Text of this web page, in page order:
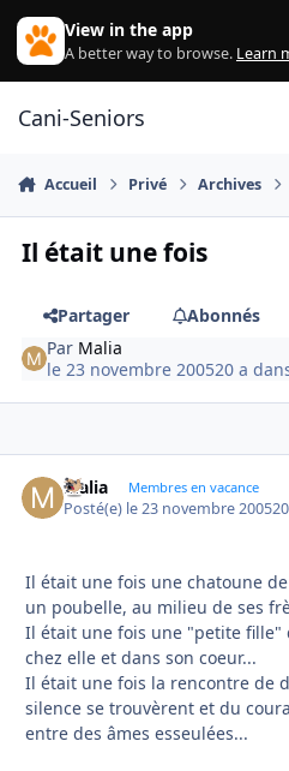
Aller au contenu
View in the app
A better way to browse. Learn
Cani-Seniors
Accueil Privé Archives
Il était une fois
Partager
Abonnés
Par Malia
le 23 novembre 200520 a
Malia Membres en vacance
Posté(e) le 23 novembre 2005
Il était une fois une chatoune
un poubelle, au milieu de ses
Il était une fois une "petite fille"
chez elle et dans son coeur...
Il était une fois la rencontre de
silence se trouvèrent et du
entre des âmes esseulées...